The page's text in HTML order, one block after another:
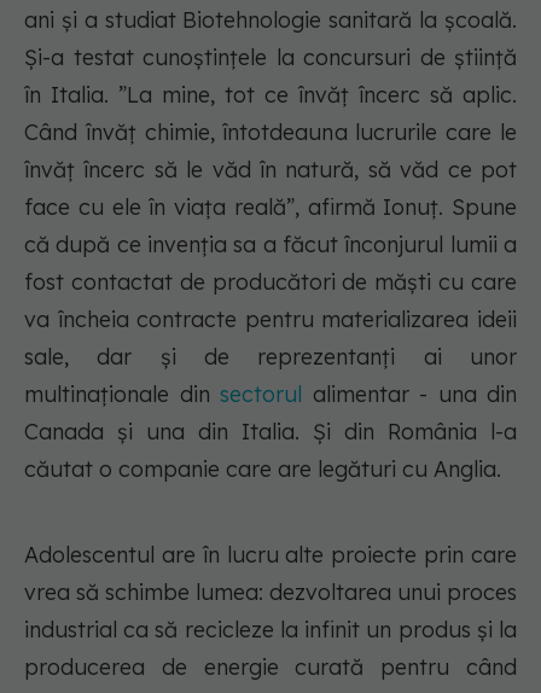
ani și a studiat Biotehnologie sanitară la școală.
Și-a testat cunoștințele la concursuri de știință
în Italia. ”La mine, tot ce învăț încerc să aplic.
Când învăț chimie, întotdeauna lucrurile care le
învăț încerc să le văd în natură, să văd ce pot
face cu ele în viața reală”, afirmă Ionuț. Spune
că după ce invenția sa a făcut înconjurul lumii a
fost contactat de producători de măști cu care
va încheia contracte pentru materializarea ideii
sale, dar și de reprezentanți ai unor
multinaționale din sectorul alimentar - una din
Canada și una din Italia. Și din România l-a
căutat o companie care are legături cu Anglia.
Adolescentul are în lucru alte proiecte prin care
vrea să schimbe lumea: dezvoltarea unui proces
industrial ca să recicleze la infinit un produs și la
producerea de energie curată pentru când